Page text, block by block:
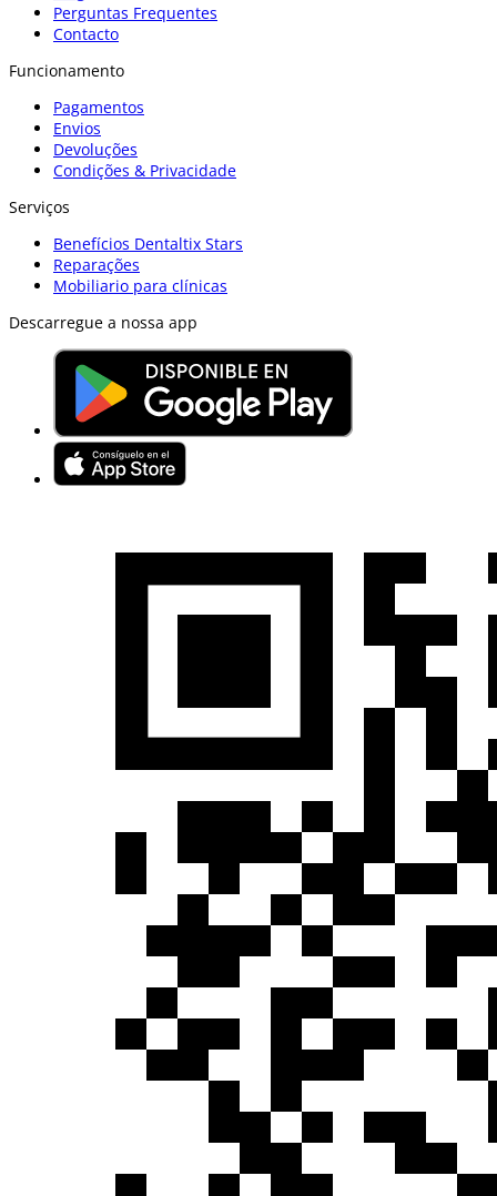
Perguntas Frequentes
Contacto
Funcionamento
Pagamentos
Envios
Devoluções
Condições & Privacidade
Serviços
Benefícios Dentaltix Stars
Reparações
Mobiliario para clínicas
Descarregue a nossa app